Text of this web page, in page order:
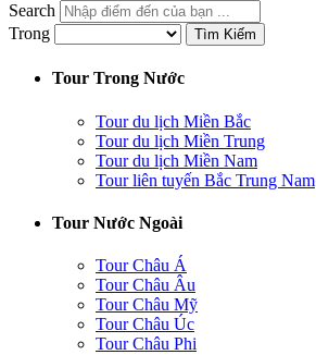
Search
Trong
Tìm Kiếm
Tour Trong Nước
Tour du lịch Miền Bắc
Tour du lịch Miền Trung
Tour du lịch Miền Nam
Tour liên tuyến Bắc Trung Nam
Tour Nước Ngoài
Tour Châu Á
Tour Châu Âu
Tour Châu Mỹ
Tour Châu Úc
Tour Châu Phi